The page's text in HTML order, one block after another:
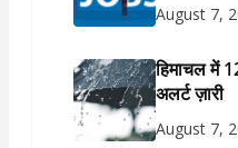
August 7,
हिमाचल में
अलर्ट ज़ारी
August 7,